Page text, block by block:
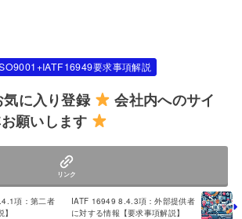
要求事項解説
に入り登録
会社内へのサイ
願いします
リンク
項：第二者
IATF 16949 8.4.3項：外部提供者
に対する情報【要求事項解説】